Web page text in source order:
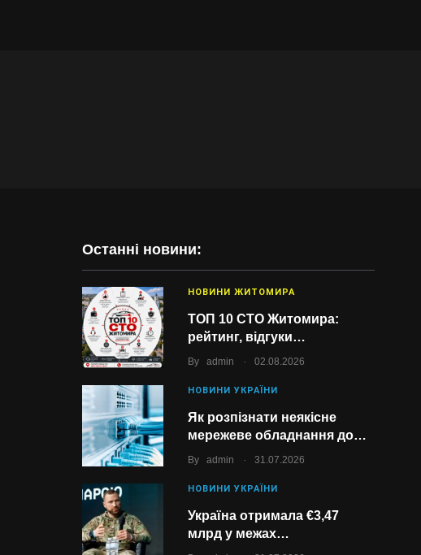
Останні новини:
НОВИНИ ЖИТОМИРА
ТОП 10 СТО Житомира:
рейтинг, відгуки…
By admin . 02.08.2026
НОВИНИ УКРАЇНИ
Як розпізнати неякісне
мережеве обладнання до…
By admin . 31.07.2026
НОВИНИ УКРАЇНИ
Україна отримала €3,47
млрд у межах…